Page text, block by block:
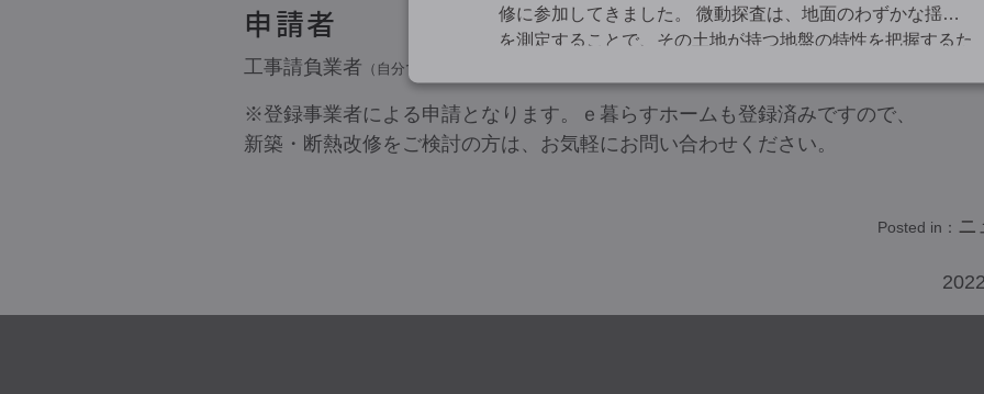
申請者
工事請負業者 （自分で申請する必要がありません）
※登録事業者による申請となります。ｅ暮らすホームも登録済みですので、
新築・断熱改修をご検討の方は、お気軽にお問い合わせください。
Posted in： ニ
修に参加してきました。 微動探査は、地面のわずかな揺れ
を測定することで、その土地が持つ地盤の特性を把握するた
え […]